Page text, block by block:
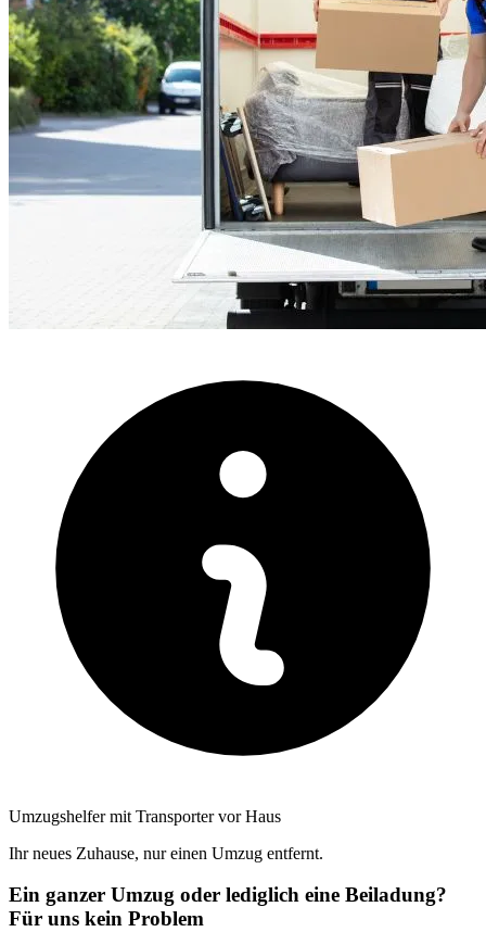
Umzugshelfer mit Transporter vor Haus
Ihr neues Zuhause, nur einen Umzug entfernt.
Ein ganzer Umzug oder lediglich eine Beiladung?
Für uns kein Problem